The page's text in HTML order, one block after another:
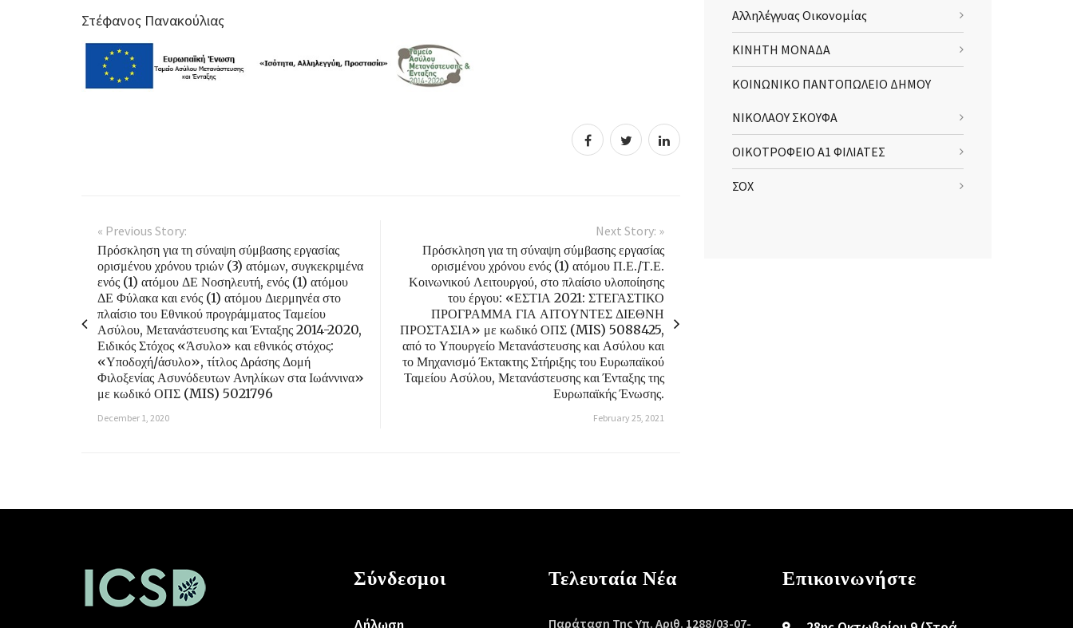
Στέφανος Πανακούλιας
« Previous Story:
Πρόσκληση για τη σύναψη σύμβασης εργασίας
ορισμένου χρόνου τριών (3) ατόμων, συγκεκριμένα
ενός (1) ατόμου ΔΕ Νοσηλευτή, ενός (1) ατόμου
ΔΕ Φύλακα και ενός (1) ατόμου Διερμηνέα στο
πλαίσιο του Εθνικού προγράμματος Ταμείου
Ασύλου, Μετανάστευσης και Ένταξης 2014-2020,
Ειδικός Στόχος «Άσυλο» και εθνικός στόχος:
«Υποδοχή/άσυλο», τίτλος Δράσης Δομή
Φιλοξενίας Ασυνόδευτων Ανηλίκων στα Ιωάννινα»
με κωδικό ΟΠΣ (MIS) 5021796
December 1, 2020
Next Story: »
Πρόσκληση για τη σύναψη σύμβασης εργασίας
ορισμένου χρόνου ενός (1) ατόμου Π.Ε./Τ.Ε.
Κοινωνικού Λειτουργού, στο πλαίσιο υλοποίησης
του έργου: «ΕΣΤΙΑ 2021: ΣΤΕΓΑΣΤΙΚΟ
ΠΡΟΓΡΑΜΜΑ ΓΙΑ ΑΙΤΟΥΝΤΕΣ ΔΙΕΘΝΗ
ΠΡΟΣΤΑΣΙΑ» με κωδικό ΟΠΣ (MIS) 5088425,
από το Υπουργείο Μετανάστευσης και Ασύλου και
το Μηχανισμό Έκτακτης Στήριξης του Ευρωπαϊκού
Ταμείου Ασύλου, Μετανάστευσης και Ένταξης της
Ευρωπαϊκής Ένωσης.
February 25, 2021
Αλληλέγγυας Οικονομίας
ΚΙΝΗΤΗ ΜΟΝΑΔΑ
ΚΟΙΝΩΝΙΚΟ ΠΑΝΤΟΠΩΛΕΙΟ ΔΗΜΟΥ
ΝΙΚΟΛΑΟΥ ΣΚΟΥΦΑ
ΟΙΚΟΤΡΟΦΕΙΟ Α1 ΦΙΛΙΑΤΕΣ
ΣΟΧ
Σύνδεσμοι
Δήλωση
Τελευταία Νέα
Παράταση Της Υπ. Αριθ. 1288/03-07-
Επικοινωνήστε